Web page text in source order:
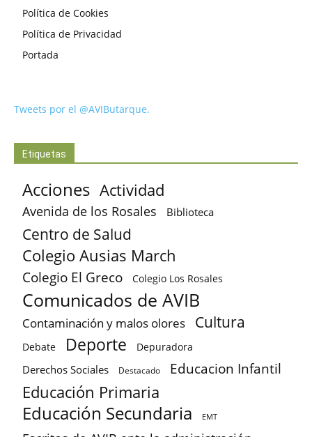
Política de Cookies
Política de Privacidad
Portada
Tweets por el @AVIButarque.
Etiquetas
Acciones Actividad
Avenida de los Rosales Biblioteca
Centro de Salud
Colegio Ausias March
Colegio El Greco Colegio Los Rosales
Comunicados de AVIB
Contaminación y malos olores Cultura
Debate Deporte Depuradora
Derechos Sociales Destacado Educacion Infantil
Educación Primaria
Educación Secundaria EMT